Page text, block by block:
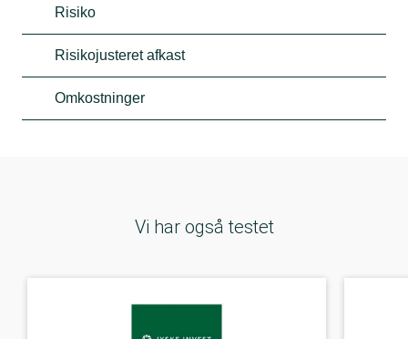
Risiko
Risikojusteret afkast
Omkostninger
Vi har også testet